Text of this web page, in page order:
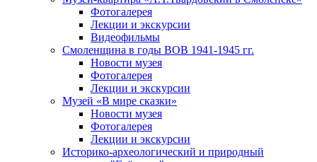
Фотогалерея
Лекции и экскурсии
Видеофильмы
Смоленщина в годы ВОВ 1941-1945 гг.
Новости музея
Фотогалерея
Лекции и экскурсии
Музей «В мире сказки»
Новости музея
Фотогалерея
Лекции и экскурсии
Историко-археологический и природный